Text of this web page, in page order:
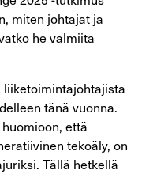
miten johtajat ja
he valmiita
liiketoimintajohtajista
tänä vuonna.
että
tekoäly, on
Tällä hetkellä